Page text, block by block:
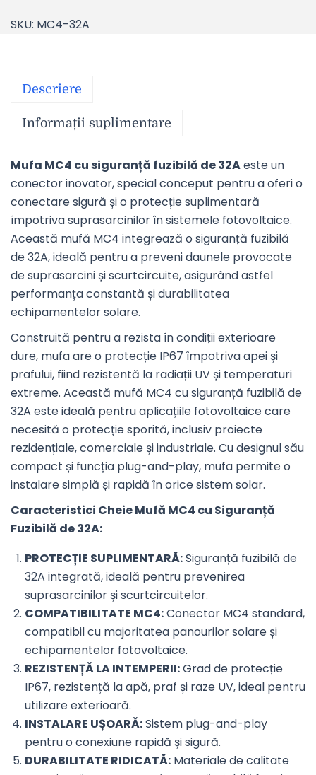
SKU: MC4-32A
Descriere
Informații suplimentare
Mufa MC4 cu siguranță fuzibilă de 32Aeste un
conector inovator, special conceput pentru a oferi o
conectare sigură și o protecție suplimentară
împotriva suprasarcinilor în sistemele fotovoltaice.
Această mufă MC4 integrează o siguranță fuzibilă
de 32A, ideală pentru a preveni daunele provocate
de suprasarcini și scurtcircuite, asigurând astfel
performanța constantă și durabilitatea
echipamentelor solare.
Construită pentru a rezista în condiții exterioare
dure, mufa are o protecție IP67 împotriva apei și
prafului, fiind rezistentă la radiații UV și temperaturi
extreme. Această mufă MC4 cu siguranță fuzibilă de
32A este ideală pentru aplicațiile fotovoltaice care
necesită o protecție sporită, inclusiv proiecte
rezidențiale, comerciale și industriale. Cu designul său
compact și funcția plug-and-play, mufa permite o
instalare simplă și rapidă în orice sistem solar.
Caracteristici Cheie Mufă MC4 cu Siguranță
Fuzibilă de 32A:
PROTECȚIE SUPLIMENTARĂ:Siguranță fuzibilă de
32A integrată, ideală pentru prevenirea
suprasarcinilor și scurtcircuitelor.
COMPATIBILITATE MC4:Conector MC4 standard,
compatibil cu majoritatea panourilor solare și
echipamentelor fotovoltaice.
REZISTENȚĂ LA INTEMPERII:Grad de protecție
IP67, rezistență la apă, praf și raze UV, ideal pentru
utilizare exterioară.
INSTALARE UȘOARĂ:Sistem plug-and-play
pentru o conexiune rapidă și sigură.
DURABILITATE RIDICATĂ: Materiale de calitate